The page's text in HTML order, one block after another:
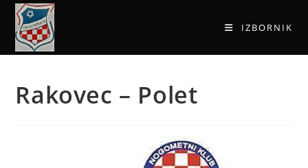
IZBORNIK
Rakovec – Polet